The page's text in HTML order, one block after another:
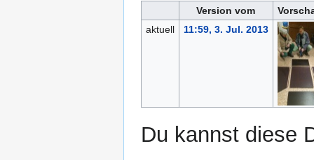
Version vom
aktuell
11:59, 3. Jul. 2013
Du kannst diese